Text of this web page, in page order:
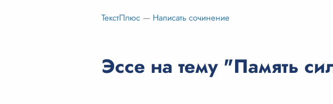
ТекстПлюс — Написать сочинение
Эссе на тему "Память